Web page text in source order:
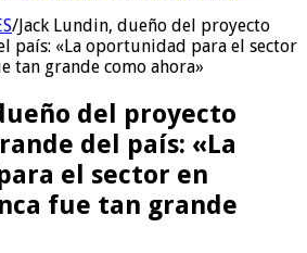
/ Jack Lundin, dueño del proyecto
país: «La oportunidad para el sector
tan grande como ahora»
del proyecto
del país: «La
el sector en
fue tan grande